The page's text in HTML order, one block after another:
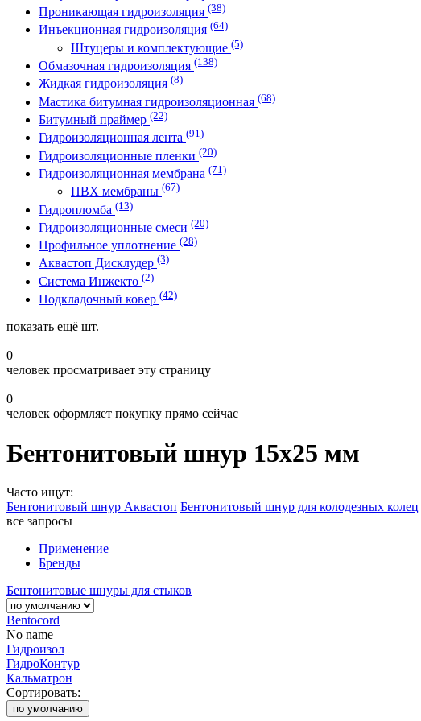
Проникающая гидроизоляция (38)
Инъекционная гидроизоляция (64)
Штуцеры и комплектующие (5)
Обмазочная гидроизоляция (138)
Жидкая гидроизоляция (8)
Мастика битумная гидроизоляционная (68)
Битумный праймер (22)
Гидроизоляционная лента (91)
Гидроизоляционные пленки (20)
Гидроизоляционная мембрана (71)
ПВХ мембраны (67)
Гидропломба (13)
Гидроизоляционные смеси (20)
Профильное уплотнение (28)
Аквастоп Дисклудер (3)
Система Инжекто (2)
Подкладочный ковер (42)
показать ещё шт.
0
человек просматривает эту страницу
0
человек оформляет покупку прямо сейчас
Бентонитовый шнур 15х25 мм
Часто ищут:
Бентонитовый шнур Аквастоп Бентонитовый шнур для колодезных колец
все запросы
Применение
Бренды
Бентонитовые шнуры для стыков
Bentocord
No name
Гидроизол
ГидроКонтур
Кальматрон
Сортировать:
по умолчанию